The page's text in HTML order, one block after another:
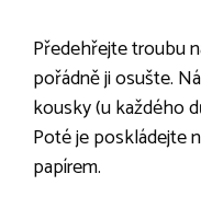
Předehřejte troubu
pořádně ji osušte.
kousky (u každého
Poté je poskládejte
papírem.